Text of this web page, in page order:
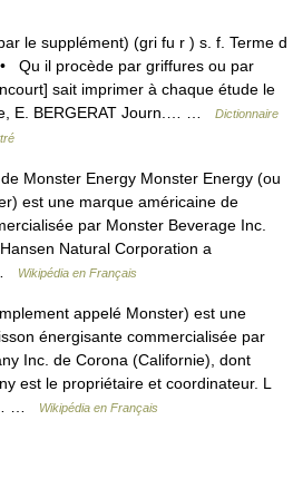
le supplément) (gri fu r ) s. f. Terme d
Qu il procède par griffures ou par
sait imprimer à chaque étude le
E. BERGERAT Journ.… …
Dictionnaire
Monster Energy Monster Energy (ou
est une marque américaine de
par Monster Beverage Inc.
Natural Corporation a
Wikipédia en Français
appelé Monster) est une
énergisante commercialisée par
Inc. de Corona (Californie), dont
est le propriétaire et coordinateur. L
…
Wikipédia en Français